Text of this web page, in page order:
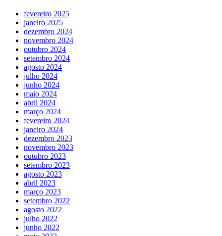
fevereiro 2025
janeiro 2025
dezembro 2024
novembro 2024
outubro 2024
setembro 2024
agosto 2024
julho 2024
junho 2024
maio 2024
abril 2024
março 2024
fevereiro 2024
janeiro 2024
dezembro 2023
novembro 2023
outubro 2023
setembro 2023
agosto 2023
abril 2023
março 2023
setembro 2022
agosto 2022
julho 2022
junho 2022